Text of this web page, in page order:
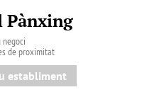
de proximitat
establiment